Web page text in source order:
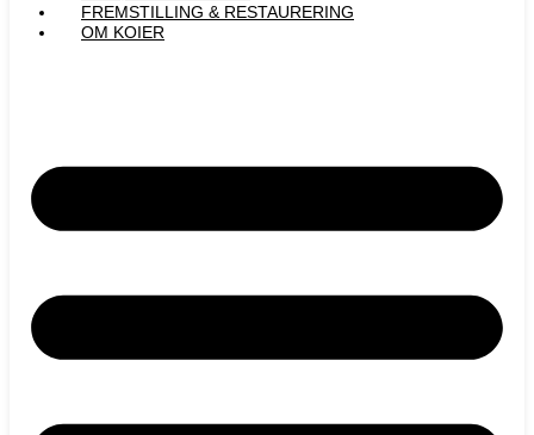
FREMSTILLING & RESTAURERING​
OM KOIER